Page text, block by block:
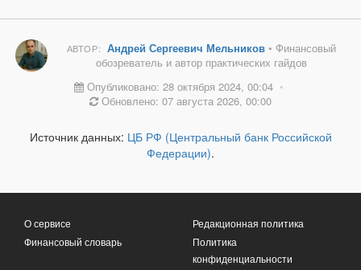
АВТОР: Андрей Сергеевич Мельников• Финансовый
обозреватель и автор практических гайдов
Опубликовано: 28 октября 2024, 00:04 •
Обновлено: 07 августа 2026, 00:00
Источник данных: ЦБ РФ (Центральный банк Российской
Федерации).
О сервисе
Финансовый словарь
Редакционная политика
Политика
конфиденциальности